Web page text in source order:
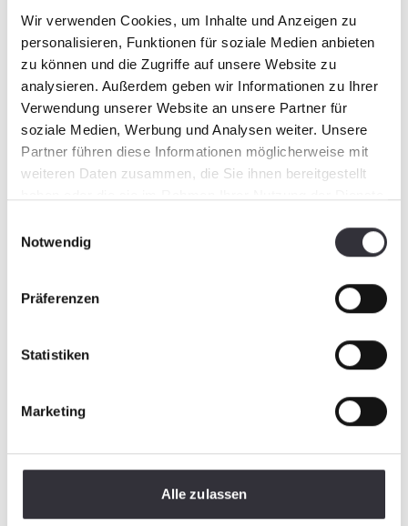
Wir verwenden Cookies, um Inhalte und Anzeigen zu
personalisieren, Funktionen für soziale Medien anbieten
zu können und die Zugriffe auf unsere Website zu
analysieren. Außerdem geben wir Informationen zu Ihrer
Verwendung unserer Website an unsere Partner für
soziale Medien, Werbung und Analysen weiter. Unsere
Partner führen diese Informationen möglicherweise mit
weiteren Daten zusammen, die Sie ihnen bereitgestellt
Notwendig
Präferenzen
Statistiken
Marketing
Alle zulassen
Wir freuen uns auf Ihren Besuch!